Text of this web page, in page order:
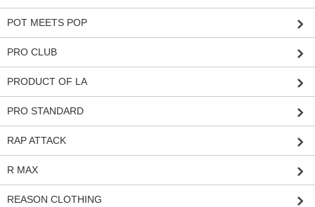
POT MEETS POP
PRO CLUB
PRODUCT OF LA
PRO STANDARD
RAP ATTACK
R MAX
REASON CLOTHING